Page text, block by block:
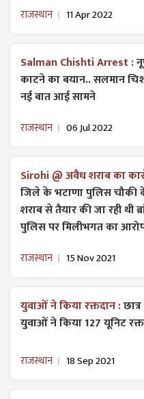
राजस्थान 11 Apr 2022
Salman Chishti Arrest :
काटने का बयान.. सलमान
नई बात आई सामने
राजस्थान 06 Jul 2022
Sirohi @ अवैध शराब का
जिले के भटाणा पुलिस चौकी
शराब से तैयार की जा रही थी
पुलिस पर मिलीभगत का
राजस्थान 15 Nov 2021
युवाओं ने किया रक्तदान :
युवाओं ने किया 127 यूनिट
राजस्थान 18 Sep 2021